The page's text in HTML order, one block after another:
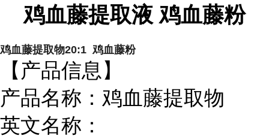
鸡血藤提取液 鸡血藤粉
鸡血藤提取物20:1 鸡血藤粉
【产品信息】
产品名称：鸡血藤提取物
英文名称：